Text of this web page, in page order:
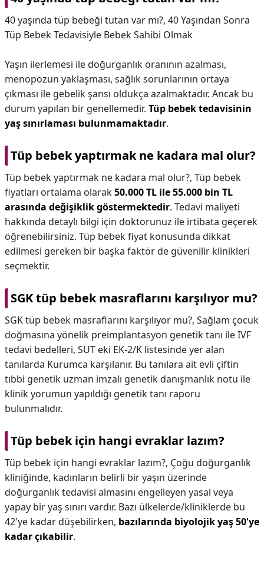
40 yaşında tüp bebeği tutan var mı?, 40 Yaşından Sonra
Tüp Bebek Tedavisiyle Bebek Sahibi Olmak
Yaşın ilerlemesi ile doğurganlık oranının azalması,
menopozun yaklaşması, sağlık sorunlarının ortaya
çıkması ile gebelik şansı oldukça azalmaktadır. Ancak bu
durum yapılan bir genellemedir. Tüp bebek tedavisinin
yaş sınırlaması bulunmamaktadır.
Tüp bebek yaptırmak ne kadara mal olur?
Tüp bebek yaptırmak ne kadara mal olur?, Tüp bebek
fiyatları ortalama olarak50.000 TL ile 55.000 bin TL
arasında değişiklik göstermektedir. Tedavi maliyeti
hakkında detaylı bilgi için doktorunuz ile irtibata geçerek
öğrenebilirsiniz. Tüp bebek fiyat konusunda dikkat
edilmesi gereken bir başka faktör de güvenilir klinikleri
seçmektir.
SGK tüp bebek masraflarını karşılıyor mu?
SGK tüp bebek masraflarını karşılıyor mu?, Sağlam çocuk
doğmasına yönelik preimplantasyon genetik tanı ile IVF
tedavi bedelleri, SUT eki EK-2/K listesinde yer alan
tanılarda Kurumca karşılanır. Bu tanılara ait evli çiftin
tıbbi genetik uzman imzalı genetik danışmanlık notu ile
klinik yorumun yapıldığı genetik tanı raporu
bulunmalıdır.
Tüp bebek için hangi evraklar lazım?
Tüp bebek için hangi evraklar lazım?, Çoğu doğurganlık
kliniğinde, kadınların belirli bir yaşın üzerinde
doğurganlık tedavisi almasını engelleyen yasal veya
yapay bir yaş sınırı vardır. Bazı ülkelerde/kliniklerde bu
42'ye kadar düşebilirken, bazılarında biyolojik yaş 50'ye
kadar çıkabilir.